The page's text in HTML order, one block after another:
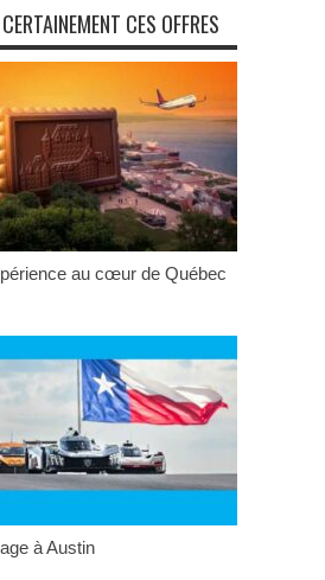
CES OFFRES
au cœur de Québec
à Austin